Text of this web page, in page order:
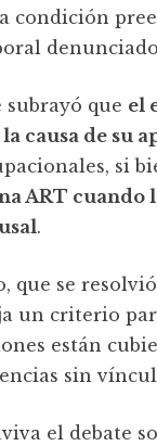
condición
que el
causa de su
si
ART cuando
.
se
un criterio
están
sin
el debate